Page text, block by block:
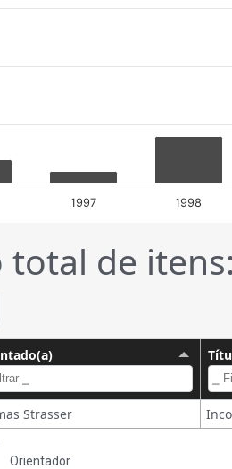
1997 1998
de
Strasser
Orientador